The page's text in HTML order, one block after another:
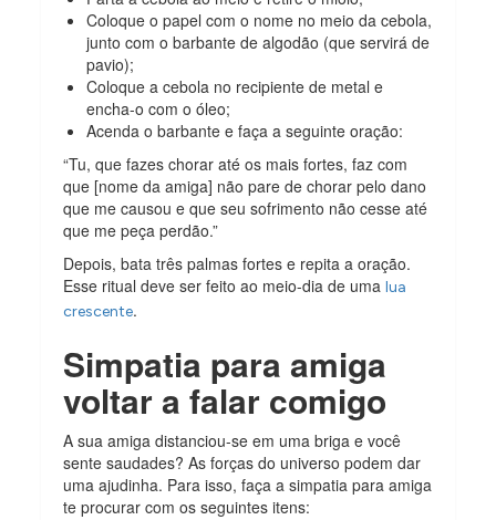
Coloque o papel com o nome no meio da cebola,
junto com o barbante de algodão (que servirá de
pavio);
Coloque a cebola no recipiente de metal e
encha-o com o óleo;
Acenda o barbante e faça a seguinte oração:
“Tu, que fazes chorar até os mais fortes, faz com
que [nome da amiga] não pare de chorar pelo dano
que me causou e que seu sofrimento não cesse até
que me peça perdão.”
Depois, bata três palmas fortes e repita a oração.
Esse ritual deve ser feito ao meio-dia de umalua
crescente.
Simpatia para amiga
voltar a falar comigo
A sua amiga distanciou-se em uma briga e você
sente saudades? As forças do universo podem dar
uma ajudinha. Para isso, faça a simpatia para amiga
te procurar com os seguintes itens: